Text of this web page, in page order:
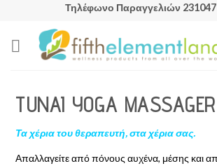
content
Τηλέφωνο Παραγγελιών
TUNAI YOGA MASSAGER
Τα χέρια του θεραπευτή, στα χέρια σας.
Απαλλαγείτε από πόνους αυχένα, μέσης και